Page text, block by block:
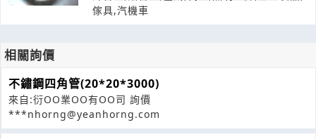
傢具,汽機車
相關詢價
不鏽鋼四角管(20*20*3000)
來自:衍OO業OO有OO司 詢價
***nhorng@yeanhorng.com